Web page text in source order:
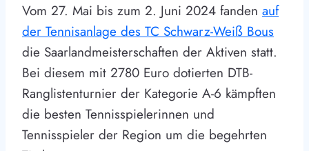
Vom 27. Mai bis zum 2. Juni 2024 fanden auf
der Tennisanlage des TC Schwarz-Weiß Bous
die Saarlandmeisterschaften der Aktiven statt.
Bei diesem mit 2780 Euro dotierten DTB-
Ranglistenturnier der Kategorie A-6 kämpften
die besten Tennisspielerinnen und
Tennisspieler der Region um die begehrten